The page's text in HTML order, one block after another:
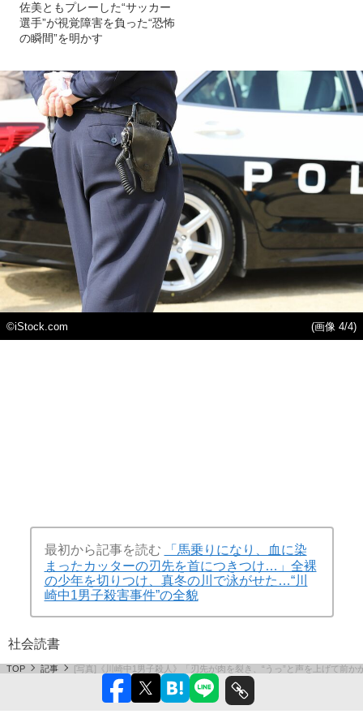
佐美ともプレーした“サッカー
選手”が視覚障害を負った“恐怖
の瞬間”を明かす
©iStock.com (画像 4/4)
最初から記事を読む
「馬乗りになり、血に染
まったカッターの刃先を首につきつけ…」全裸
の少年を切りつけ、真冬の川で泳がせた…“川
崎中1男子殺害事件”の全貌
社会読書
TOP 記事 [写真]《川崎中1男子殺人》「刃先が肉を裂き、“うっ”と声を上げて前